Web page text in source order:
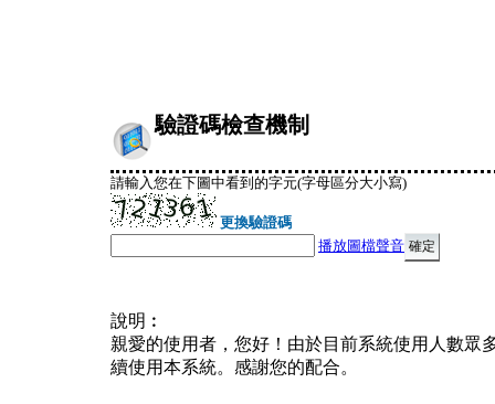
驗證碼檢查機制
請輸入您在下圖中看到的字元(字母區分大小寫)
更換驗證碼
播放圖檔聲音
說明︰
親愛的使用者，您好！由於目前系統使用人數眾
續使用本系統。感謝您的配合。